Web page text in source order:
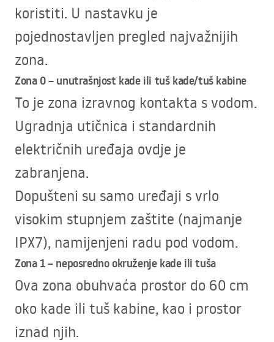
koristiti. U nastavku je
pojednostavljen pregled najvažnijih
zona.
Zona 0 – unutrašnjost kade ili tuš kade/tuš kabine
To je zona izravnog kontakta s vodom.
Ugradnja utičnica i standardnih
električnih uređaja ovdje je
zabranjena.
Dopušteni su samo uređaji s vrlo
visokim stupnjem zaštite (najmanje
IPX7), namijenjeni radu pod vodom.
Zona 1 – neposredno okruženje kade ili tuša
Ova zona obuhvaća prostor do 60 cm
oko kade ili tuš kabine, kao i prostor
iznad njih.